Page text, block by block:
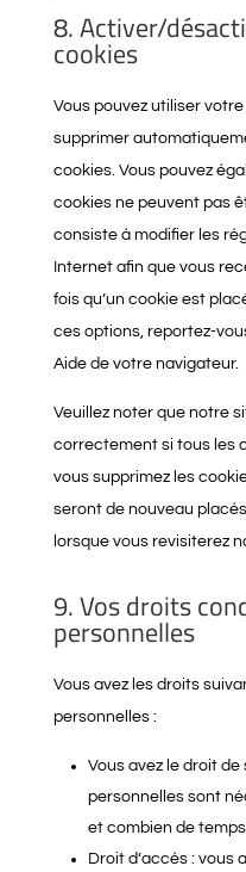
8. Activer/
cookies
Vous pouvez utiliser
supprimer
cookies. Vous pouvez
cookies ne peuvent pas
consiste à modifier les
Internet afin que vous
fois qu’un cookie est
ces options, reportez-
Aide de votre navigateur.
Veuillez noter que notre
correctement si tous les
vous supprimez les
seront de nouveau
lorsque vous revisiterez
9. Vos droits
personnelles
Vous avez les droits
personnelles :
Vous avez le droit
personnelles sont
et combien de
Droit d’accès : vous